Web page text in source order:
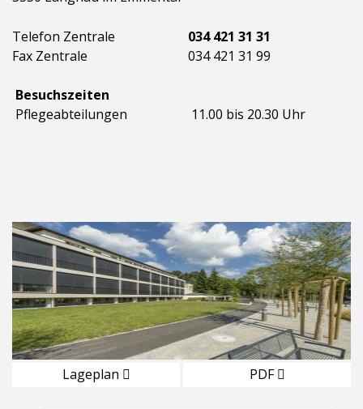
Telefon Zentrale
034 421 31 31
Fax Zentrale
034 421 31 99
Besuchszeiten
Pflegeabteilungen
11.00 bis 20.30 Uhr
Lageplan PDF